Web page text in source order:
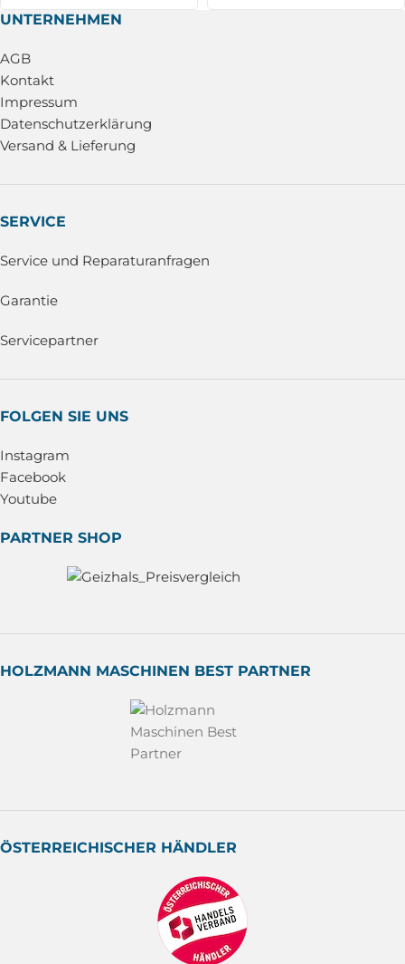
UNTERNEHMEN
AGB
Kontakt
Impressum
Datenschutzerklärung
Versand & Lieferung
SERVICE
Service und Reparaturanfragen
Garantie
Servicepartner
FOLGEN SIE UNS
Instagram
Facebook
Youtube
PARTNER SHOP
HOLZMANN MASCHINEN BEST PARTNER
ÖSTERREICHISCHER HÄNDLER